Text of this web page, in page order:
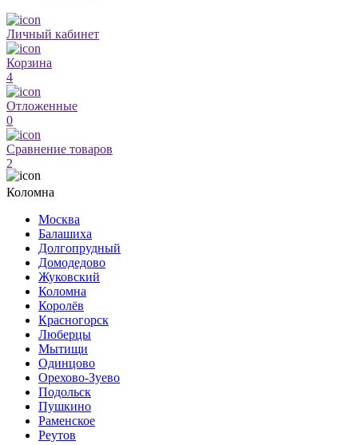
Личный кабинет
Корзина
4
Отложенные
0
Сравнение товаров
2
Коломна
Москва
Балашиха
Долгопрудный
Домодедово
Жуковский
Коломна
Королёв
Красногорск
Люберцы
Мытищи
Одинцово
Орехово-Зуево
Подольск
Пушкино
Раменское
Реутов